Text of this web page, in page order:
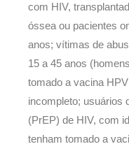
com HIV,
óssea ou pacientes
anos; vítimas de
15 a 45 anos
tomado a vacina
incompleto; usuários
(PrEP) de HIV, com
tenham tomado a